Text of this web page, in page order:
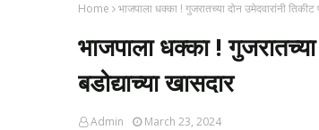
Home भाजपाला धक्का ! गुजरातच्या दोन उमेदवारांनी
भाजपाला धक्का !
बडोद्याच्या खासदार
Admin March 23, 2024